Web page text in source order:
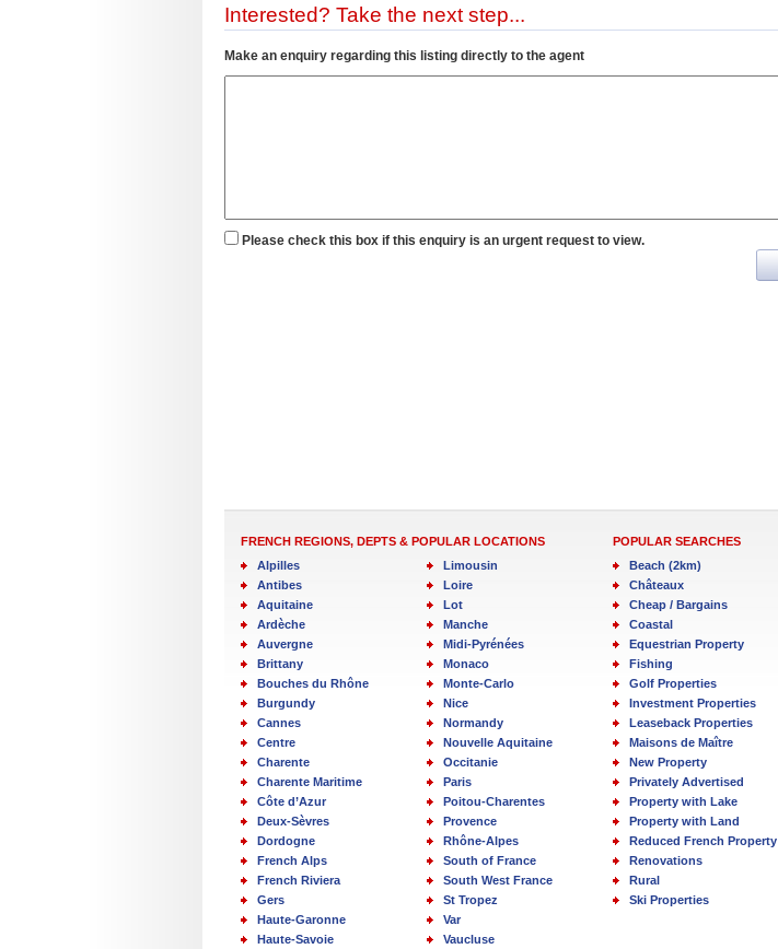
Interested? Take the next step...
Make an enquiry regarding this listing directly to the agent
Please check this box if this enquiry is an urgent request to view.
FRENCH REGIONS, DEPTS & POPULAR LOCATIONS
Alpilles
Antibes
Aquitaine
Ardèche
Auvergne
Brittany
Bouches du Rhône
Burgundy
Cannes
Centre
Charente
Charente Maritime
Côte d’Azur
Deux-Sèvres
Dordogne
French Alps
French Riviera
Gers
Haute-Garonne
Haute-Savoie
Limousin
Loire
Lot
Manche
Midi-Pyrénées
Monaco
Monte-Carlo
Nice
Normandy
Nouvelle Aquitaine
Occitanie
Paris
Poitou-Charentes
Provence
Rhône-Alpes
South of France
South West France
St Tropez
Var
Vaucluse
POPULAR SEARCHES
Beach (2km)
Châteaux
Cheap / Bargains
Coastal
Equestrian Property
Fishing
Golf Properties
Investment Properties
Leaseback Properties
Maisons de Maître
New Property
Privately Advertised
Property with Lake
Property with Land
Reduced French Property
Renovations
Rural
Ski Properties